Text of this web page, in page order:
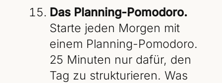
Das Planning-Pomodoro.
Starte jeden Morgen mit
einem Planning-Pomodoro.
25 Minuten nur dafür, den
Tag zu strukturieren. Was